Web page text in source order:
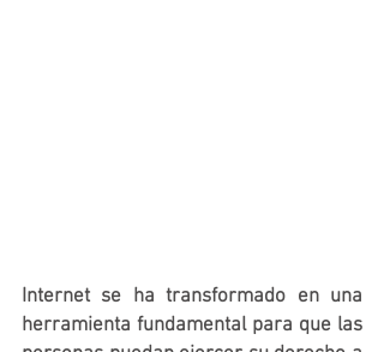
Internet se ha transformado en una
herramienta fundamental para que las